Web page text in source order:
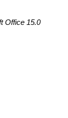
Office 15.0